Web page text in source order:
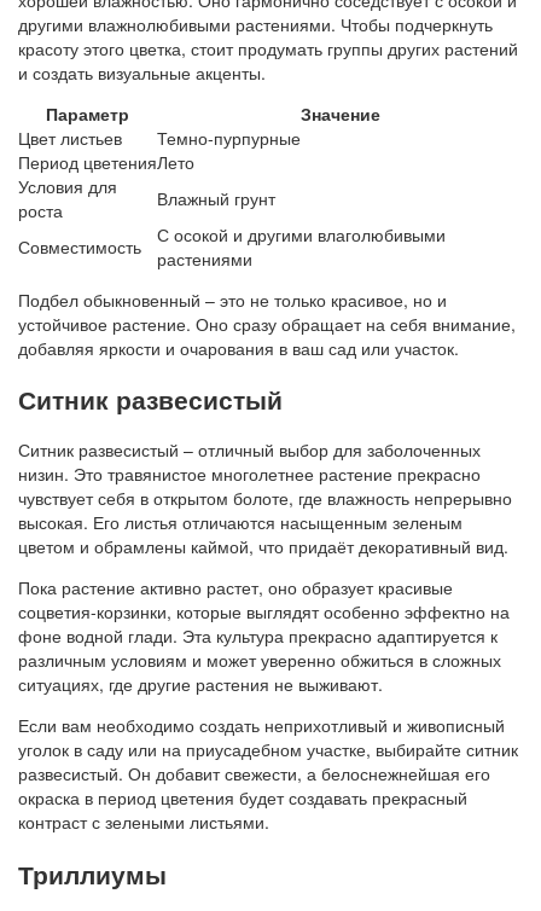
другими влажнолюбивыми растениями. Чтобы подчеркнуть
красоту этого цветка, стоит продумать группы других растений
и создать визуальные акценты.
Параметр
Значение
Цвет листьев
Темно-пурпурные
Период цветенияЛето
Условия для
роста
Влажный грунт
Совместимость
С осокой и другими влаголюбивыми
растениями
Подбел обыкновенный – это не только красивое, но и
устойчивое растение. Оно сразу обращает на себя внимание,
добавляя яркости и очарования в ваш сад или участок.
Ситник развесистый
Ситник развесистый – отличный выбор для заболоченных
низин. Это травянистое многолетнее растение прекрасно
чувствует себя в открытом болоте, где влажность непрерывно
высокая. Его листья отличаются насыщенным зеленым
цветом и обрамлены каймой, что придаёт декоративный вид.
Пока растение активно растет, оно образует красивые
соцветия-корзинки, которые выглядят особенно эффектно на
фоне водной глади. Эта культура прекрасно адаптируется к
различным условиям и может уверенно обжиться в сложных
ситуациях, где другие растения не выживают.
Если вам необходимо создать неприхотливый и живописный
уголок в саду или на приусадебном участке, выбирайте ситник
развесистый. Он добавит свежести, а белоснежнейшая его
окраска в период цветения будет создавать прекрасный
контраст с зелеными листьями.
Триллиумы